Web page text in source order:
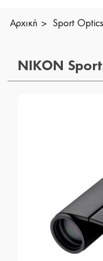
Αρχική Sport Optics
NIKON